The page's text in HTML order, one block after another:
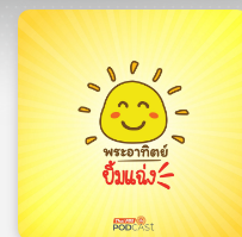
เพล
ย์
ลิ
สต์
เพล